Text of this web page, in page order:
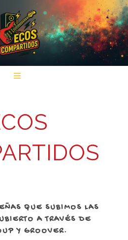
QUE SUBIMOS LAS
A TRAVÉS DE
Y GROOVER.